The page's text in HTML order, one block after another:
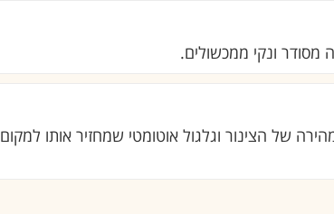
מסודר ונקי ממכשולים.
של הצינור וגלגול אוטומטי שמחזיר אותו למקום